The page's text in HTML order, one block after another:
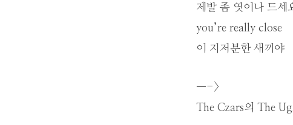
제발 좀 엿이나 드세
you’re really close
이 지저분한 새끼야
—->
The Czars의 The